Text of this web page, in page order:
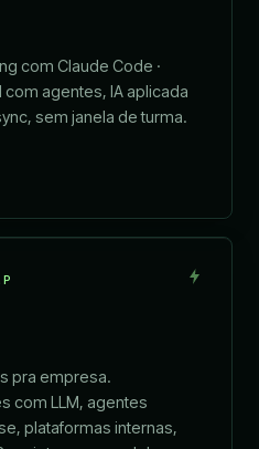
com Claude Code ·
agentes, IA aplicada
sem janela de turma.
pra empresa.
com LLM, agentes
plataformas internas,